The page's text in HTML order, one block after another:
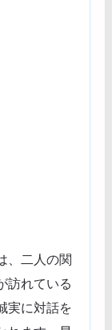
、二人の関
訪れている
実に対話を